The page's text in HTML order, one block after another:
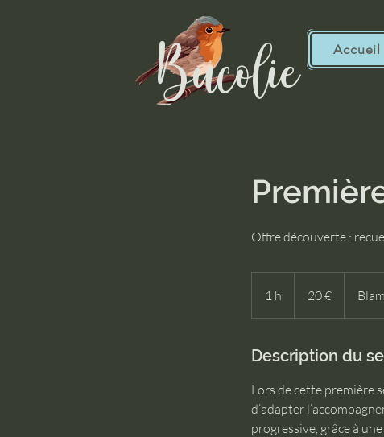
Bucolie Accueil
Offre découverte :
1 h 20 €
Description du
Lors de cette première
d’adapter
progressive, grâce à